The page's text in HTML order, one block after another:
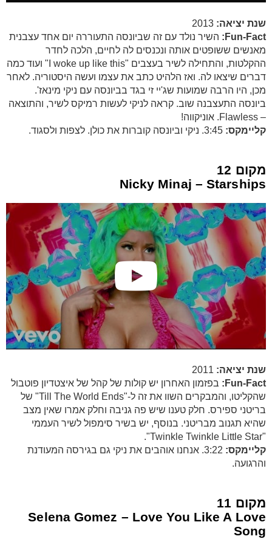
שנת יציאה:
Fun-Fact:
השיר נולד עם זה שביונסה התעוררה יום אחד עצבנית
מאנשים ששופטים אותה ונכנסים לה לחיים, הלכה לחדר
ההקלטות, והתחילה לשיר בעצבים "I woke up like this" ועוד כמה
דברים שיצאו לה. ואז הלהיט כתב את עצמו ועשה היסטוריה. לאחר
מכן, היו הרבה שמועות שג'יי זי בגד בביונסה עם ניקי מינאז'.
ביונסה התעצבנה שוב. קראה לניקי לעשות רמיקס לשיר, והתוצאה
– Flawless. אוניקווה!
קליימקס:
מקום 12
Nicky Minaj – Starships
שנת יציאה:
Fun-Fact:
בפזמון האחרון יש קולות של קהל של איצטדיון פוטבול
שהקליטו, והמבקרים השוו את זה ל-"Till The World Ends" של
בריטני ספירס. חלק טענו שיש פה גניבה וחלק אמרו שאין מצב
שהיא תגנוב מבריטני. בנוסף, יש בשיר סימפול לשיר העממי
"Twinkle Twinkle Little Star".
קליימקס:
3:22. אנחנו אוהבים את ניקי גם בגירסה המעודנת
והרגועה.
מקום 11
Selena Gomez – Love You Like A Love
Song